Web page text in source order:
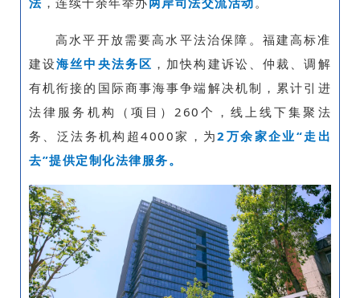
高水平开放需要高水平法治保障。福建高标准
建设海丝中央法务区 ，加快构建诉讼、仲裁、调解
有机衔接的国际商事海事争端解决机制，累计引进
法律服务机构（项目）260个，线上线下集聚法
务、泛法务机构超4000家，为2万余家企业“走出
去”提供定制化法律服务。